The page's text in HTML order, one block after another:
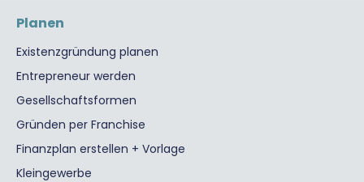
Planen
Existenzgründung planen
Entrepreneur werden
Gesellschaftsformen
Gründen per Franchise
Finanzplan erstellen + Vorlage
Kleingewerbe